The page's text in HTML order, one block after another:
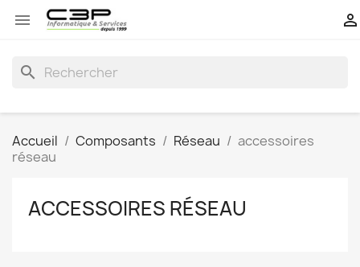
 
search
Accueil Composants Réseau
accessoires
réseau
ACCESSOIRES RÉSEAU